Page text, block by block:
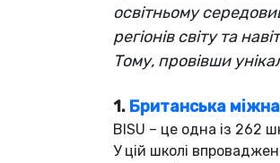
освітньому
регіонів світу та
Тому, провівши
1. Британська
BISU – це одна із 262
У цій школі